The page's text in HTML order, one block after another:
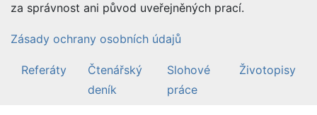
za správnost ani původ uveřejněných prací.
Zásady ochrany osobních údajů
Referáty
Čtenářský
deník
Slohové
práce
Životopisy